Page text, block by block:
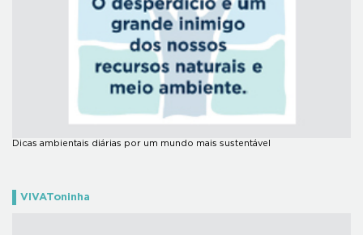
Dicas ambientais diárias por um mundo mais sustentável
VIVAToninha